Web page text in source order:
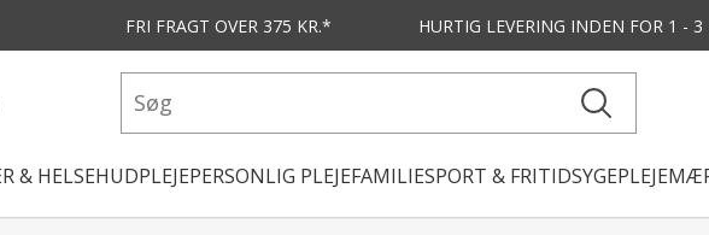
FRI FRAGT OVER 375 KR.* HURTIG LEVERING INDEN FOR 1 - 3
& HELSEHUDPLEJEPERSONLIG PLEJEFAMILIESPORT & FRITIDSYGEPLEJE